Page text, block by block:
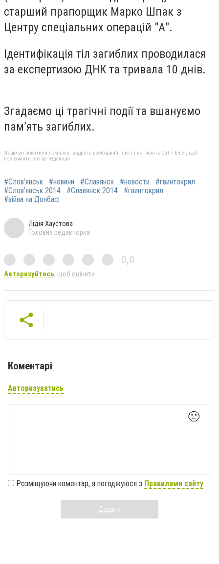
старший прапорщик Марко Шпак з
Центру спеціальних операцій "А".
Ідентифікація тіл загиблих проводилася
за експертизою ДНК та тривала 10 днів.
Згадаємо ці трагічні події та вшануємо
пам’ять загиблих.
Якщо ви помітили помилку, виділіть необхідний текст і натисніть Ctrl + Enter, щоб
повідомити про це редакцію
#Слов’янськ #новини #Славянск #новости
#гвинтокрил
#Слов’янськ 2014
#Славянск 2014
#гвинтокрил
#війна на Донбасі
Лідія Хаустова
Головна редакторка
0,0
Авторизуйтесь, щоб оцінити
Коментарі
Авторизуватись
🙂
Розміщуючи коментар, я погоджуюся з Правилами сайту
Додати